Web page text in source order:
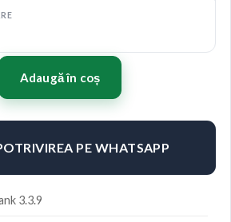
18"x9" ET40 Culoare SIL
Adaugă în coș
PE WHATSAPP